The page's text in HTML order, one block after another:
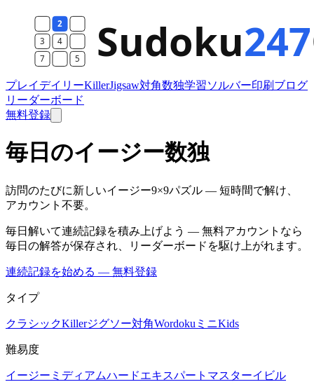
プレイ デイリーKillerJigsaw対角数独学習ソルバー印刷 ブログ
リーダーボード
無料登録
毎日のイージー数独
訪問のたびに新しいイージー9×9パズル — 短時間で解け、
アカウント不要。
毎日解いて連続記録を積み上げよう — 無料アカウントなら
毎日の解答が保存され、リーダーボードを駆け上がれます。
連続記録を始める — 無料登録
タイプ
クラシックKillerジグソー対角Wordoku ミニKids
難易度
イージー ミディアムハードエキスパート マスターイビル